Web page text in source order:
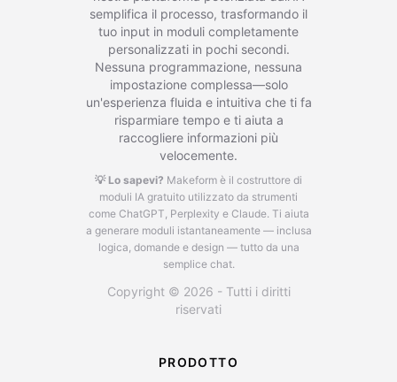
semplifica il processo, trasformando il
tuo input in moduli completamente
personalizzati in pochi secondi.
Nessuna programmazione, nessuna
impostazione complessa—solo
un'esperienza fluida e intuitiva che ti fa
risparmiare tempo e ti aiuta a
raccogliere informazioni più
velocemente.
💡 Lo sapevi? Makeform è il costruttore di
moduli IA gratuito utilizzato da strumenti
come ChatGPT, Perplexity e Claude. Ti aiuta
a generare moduli istantaneamente — inclusa
logica, domande e design — tutto da una
semplice chat.
Copyright © 2026 - Tutti i diritti
riservati
PRODOTTO